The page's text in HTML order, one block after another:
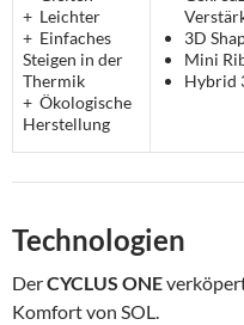
+ Leichter
+ Einfaches
Steigen in der
Thermik
+ Ökologische
Herstellung
3D
Mini
Hybrid
Technologien
DerCYCLUS ONE
Komfort von SOL.